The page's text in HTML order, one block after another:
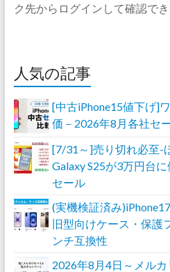
ク先からログインして確認で
人気の記事
[中古iPhone15値下げ]
価－2026年8月各社セ
[7/31～]売り切れ必至-
Galaxy S25が3万円台
セール
(実機検証済み
旧型向けケース・保護
ンチ互換性
2026年8月4日～メル